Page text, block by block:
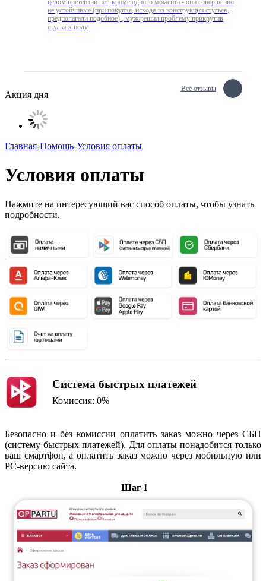
целом претензий нет, кроме одного момента - они совершенно
не устойчивые (при покупке, исходя из конструкции стульев,
предполагали подобное) , муж решил проблему прикрутив
стулья к полу.
Все отзывы
Акция дня
Главная-Помощь-Условия оплаты
Условия оплаты
Нажмите на интересующий вас способ оплаты, чтобы узнать
подробности.
Система быстрых платежей
Комиссия: 0%
Безопасно и без комиссии оплатить заказ можно через СБП
(систему быстрых платежей). Для оплаты понадобится только
ваш смартфон, а оплатить заказ можно через мобильную или
PC-версию сайта.
Шаг 1